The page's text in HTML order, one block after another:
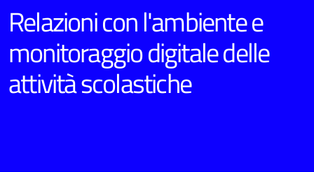
Relazioni con l'ambiente e
monitoraggio digitale delle
attività scolastiche